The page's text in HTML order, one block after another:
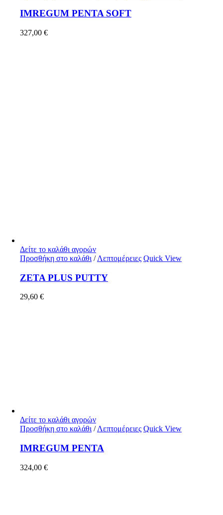
IMREGUM PENTA SOFT
327,00 €
Δείτε το καλάθι αγορών
Προσθήκη στο καλάθι / Λεπτομέρειες Quick View
ZETA PLUS PUTTY
29,60 €
Δείτε το καλάθι αγορών
Προσθήκη στο καλάθι / Λεπτομέρειες Quick View
IMREGUM PENTA
324,00 €